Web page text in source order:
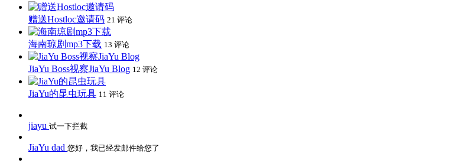
赠送Hostloc邀请码 21 评论
海南琼剧mp3下载 13 评论
JiaYu Boss视察JiaYu Blog 12 评论
JiaYu的昆虫玩具 11 评论
jiayu 试一下拦截
JiaYu dad 您好，我已经发邮件给您了